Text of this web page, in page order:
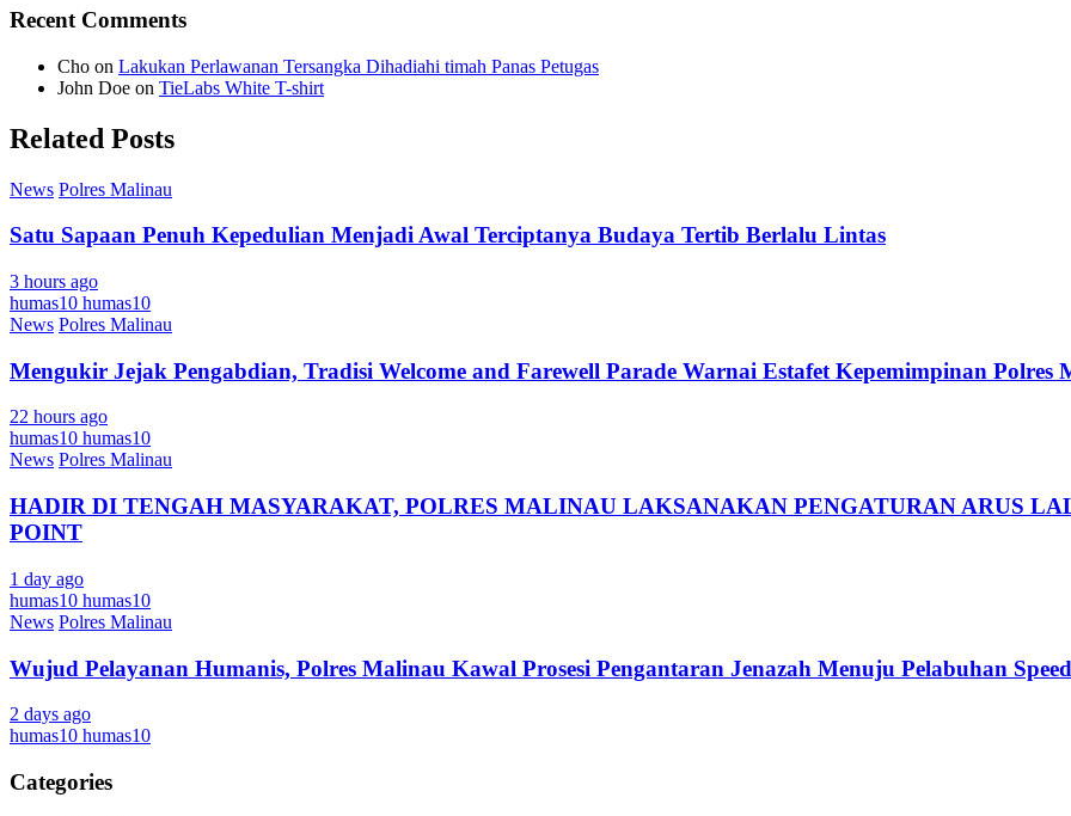
Recent Comments
Cho on Lakukan Perlawanan Tersangka Dihadiahi timah Panas Petugas
John Doe on TieLabs White T-shirt
Related Posts
News Polres Malinau
Satu Sapaan Penuh Kepedulian Menjadi Awal Terciptanya Budaya Tertib Berlalu Lintas
3 hours ago
humas10 humas10
News Polres Malinau
Mengukir Jejak Pengabdian, Tradisi Welcome and Farewell Parade Warnai Estafet Kepemimpinan Polres
22 hours ago
humas10 humas10
News Polres Malinau
HADIR DI TENGAH MASYARAKAT, POLRES MALINAU LAKSANAKAN PENGATURAN ARUS
POINT
1 day ago
humas10 humas10
News Polres Malinau
Wujud Pelayanan Humanis, Polres Malinau Kawal Prosesi Pengantaran Jenazah Menuju Pelabuhan Speed
2 days ago
humas10 humas10
Categories